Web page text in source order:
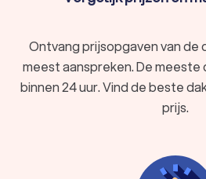
Ontvang prijsopgaven van de
meest aanspreken. De
binnen 24 uur. Vind de beste
prijs.